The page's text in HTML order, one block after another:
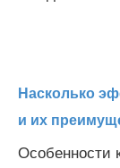
Насколько
и их
Особенности